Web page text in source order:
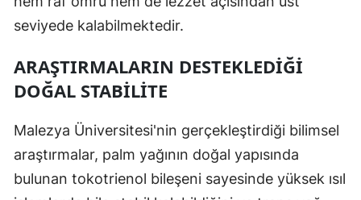
seviyede kalabilmektedir.
ARAŞTIRMALARIN DESTEKLEDIĞI
DOĞAL STABILITE
Malezya Üniversitesi'nin gerçekleştirdiği bilimsel
araştırmalar, palm yağının doğal yapısında
bulunan tokotrienol bileşeni sayesinde yüksek ısıl